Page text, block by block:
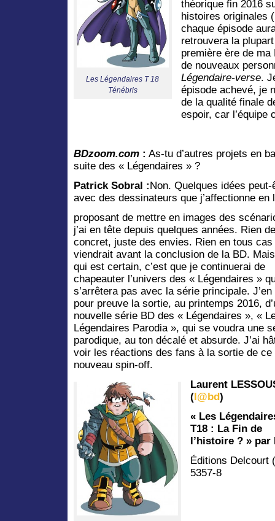
Les Légendaires T 18
Ténébris
théorique fin 2016
histoires originales
chaque épisode
retrouvera la
première ère de
de nouveaux
Légendaire-verse.
épisode achevé, je
de la qualité finale
espoir, car l’équipe
BDzoom.com : As-tu d’autres projets en
suite des « Légendaires » ?
Patrick Sobral :Non. Quelques idées
avec des dessinateurs que j’affectionne en
proposant de mettre en images des
j’ai en tête depuis quelques années. Rien de
concret, juste des envies. Rien en tous cas
viendrait avant la conclusion de la BD.
qui est certain, c’est que je continuerai de
chapeauter l’univers des « Légendaires »
s’arrêtera pas avec la série principale.
pour preuve la sortie, au printemps 2016,
nouvelle série BD des « Légendaires », «
Légendaires Parodia », qui se voudra une
parodique, au ton décalé et absurde. J’ai
voir les réactions des fans à la sortie de ce
nouveau spin-off.
Laurent
(l@bd)
« Les
T18 : La Fin de
l’histoire ? »
Éditions Delcourt
5357-8